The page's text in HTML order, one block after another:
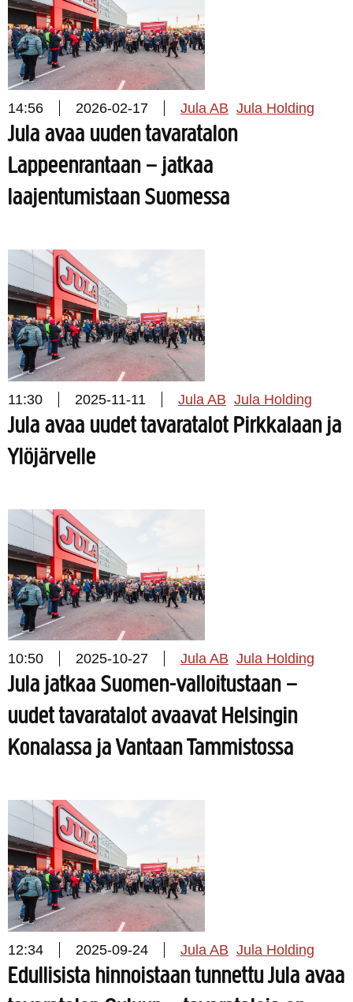
14:56 2026-02-17 Jula AB Jula Holding
Jula avaa uuden tavaratalon
Lappeenrantaan – jatkaa
laajentumistaan Suomessa
11:30 2025-11-11 Jula AB Jula Holding
Jula avaa uudet tavaratalot Pirkkalaan ja
Ylöjärvelle
10:50 2025-10-27 Jula AB Jula Holding
Jula jatkaa Suomen-valloitustaan –
uudet tavaratalot avaavat Helsingin
Konalassa ja Vantaan Tammistossa
12:34 2025-09-24 Jula AB Jula Holding
Edullisista hinnoistaan tunnettu Jula avaa